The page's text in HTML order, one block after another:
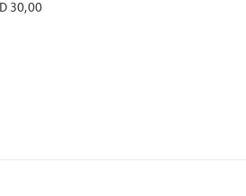
30,00